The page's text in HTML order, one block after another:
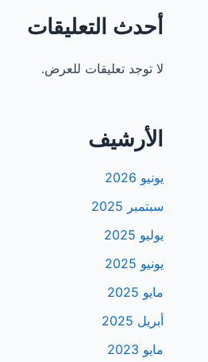
أحدث التعليقات
لا توجد تعليقات للعرض.
الأرشيف
يونيو 2026
سبتمبر 2025
يوليو 2025
يونيو 2025
مايو 2025
أبريل 2025
مايو 2023